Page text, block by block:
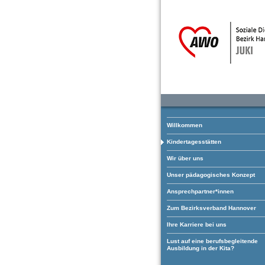
Willkommen
Kindertagesstätten
Wir über uns
Unser pädagogisches Konzept
Ansprechpartner*innen
Zum Bezirksverband Hannover
Ihre Karriere bei uns
Lust auf eine berufsbegleitende
Ausbildung in der Kita?